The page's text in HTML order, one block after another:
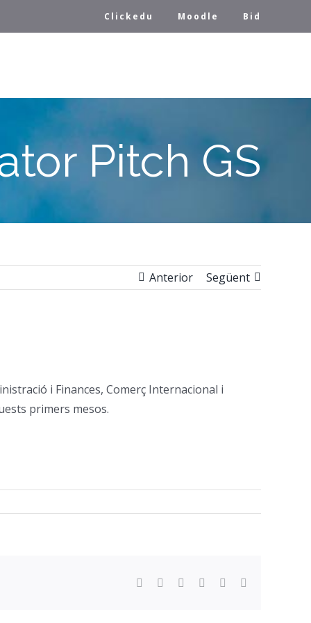
Clickedu Moodle Bid
Pitch GS
Anterior Següent
i Finances, Comerç Internacional i
primers mesos.
Facebook
TwitterReddit LinkedInWhatsApp